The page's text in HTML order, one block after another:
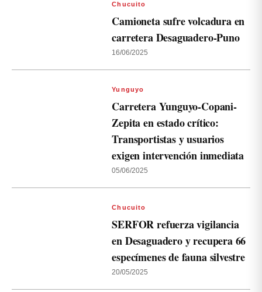
Chucuito
Camioneta sufre volcadura en
carretera Desaguadero-Puno
16/06/2025
Yunguyo
Carretera Yunguyo-Copani-
Zepita en estado crítico:
Transportistas y usuarios
exigen intervención inmediata
05/06/2025
Chucuito
SERFOR refuerza vigilancia
en Desaguadero y recupera 66
especímenes de fauna silvestre
20/05/2025